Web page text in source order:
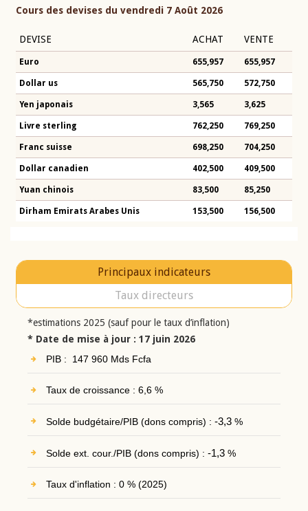
Cours des devises du vendredi 7 Août 2026
DEVISE ACHAT VENTE
Euro 655,957 655,957
Dollar us 565,750 572,750
Yen japonais 3,565 3,625
Livre sterling 762,250 769,250
Franc suisse 698,250 704,250
Dollar canadien 402,500 409,500
Yuan chinois 83,500 85,250
Dirham Emirats Arabes Unis 153,500 156,500
Principaux indicateurs
Taux directeurs
*estimations 2025 (sauf pour le taux d’inflation)
* Date de mise à jour : 17 juin 2026
PIB : 147 960 Mds Fcfa
Taux de croissance : 6,6 %
Solde budgétaire/PIB (dons compris) : -3,3%
Solde ext. cour./PIB (dons compris) : -1,3%
Taux d'inflation : 0 % (2025)